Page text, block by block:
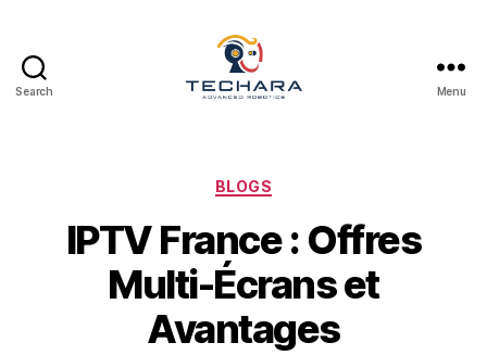
Search Menu
Categories
BLOGS
IPTV France : Offres
Multi-Écrans et
Avantages